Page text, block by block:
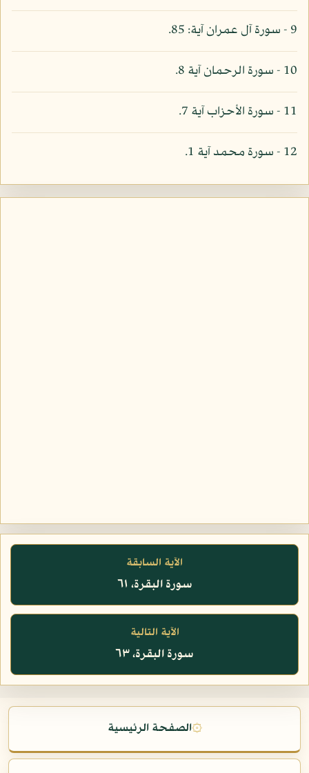
9 - سورة آل عمران آية: 85.
10 - سورة الرحمان آية 8.
11 - سورة الأحزاب آية 7.
12 - سورة محمد آية 1.
الآية السابقة
سورة البقرة، ٦١
الآية التالية
سورة البقرة، ٦٣
۞الصفحة الرئيسية